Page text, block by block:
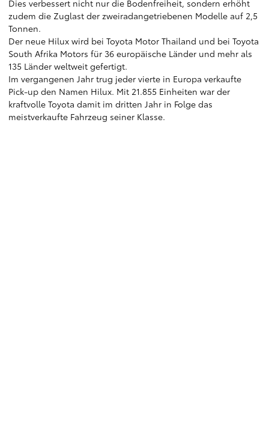
Dies verbessert nicht nur die Bodenfreiheit, sondern erhöht
zudem die Zuglast der zweiradangetriebenen Modelle auf 2,5
Tonnen.
Der neue Hilux wird bei Toyota Motor Thailand und bei Toyota
South Afrika Motors für 36 europäische Länder und mehr als
135 Länder weltweit gefertigt.
Im vergangenen Jahr trug jeder vierte in Europa verkaufte
Pick-up den Namen Hilux. Mit 21.855 Einheiten war der
kraftvolle Toyota damit im dritten Jahr in Folge das
meistverkaufte Fahrzeug seiner Klasse.